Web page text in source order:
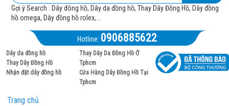
Gợi ý Search : Dây đông hồ, Dây da đồng hồ, Thay Dây Đồng Hồ, Dây đồng
hồ omega, Dây đồng hồ rolex,...
Hotline: 0906885622
Dây da đồng hồ
Thay Dây Đồng Hồ
Nhận đặt dây đồng hồ
Thay Dây Da Đồng Hồ Ở
Tphcm
Cửa Hàng Dây Đồng Hồ Tại
Tphcm
Trang chủ